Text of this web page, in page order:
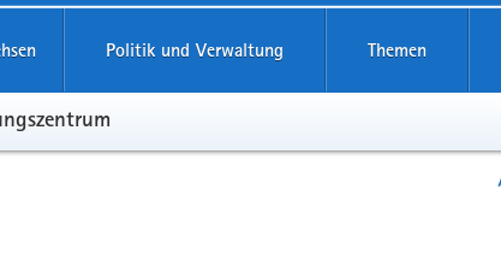
Politik und Verwaltung Themen